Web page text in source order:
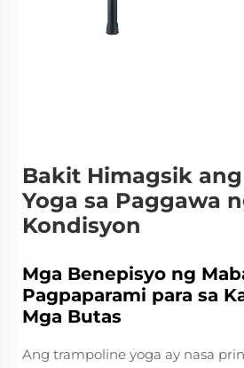
Bakit Himagsik
Yoga sa Paggawa
Kondisyon
Mga Benepisyo ng
Pagpaparami para sa
Mga Butas
Ang trampoline yoga ay nasa